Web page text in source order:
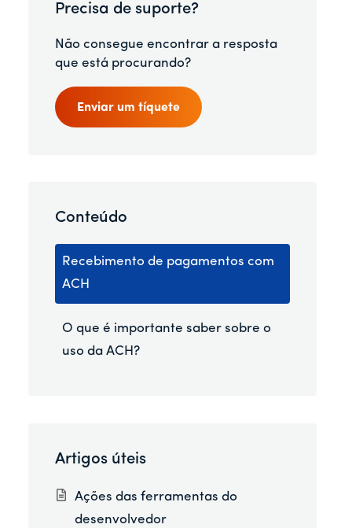
Precisa de suporte?
Não consegue encontrar a resposta
que está procurando?
Enviar um tíquete
Conteúdo
Recebimento de pagamentos com
ACH
O que é importante saber sobre o
uso da ACH?
Artigos úteis
Ações das ferramentas do
desenvolvedor